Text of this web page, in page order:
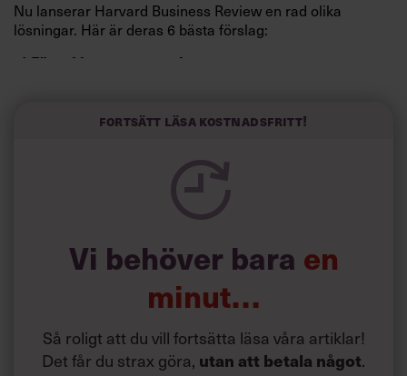
Nu lanserar Harvard Business Review en rad olika
lösningar. Här är deras 6 bästa förslag:
1) Förenkla rapportstrukturen
organisationen.Fortsätt läsa kostnadsfritt!
Vi behöver bara en
minut…
Så roligt att du vill fortsätta läsa våra artiklar!
Det får du strax göra, utan att betala något.